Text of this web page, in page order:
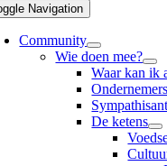
Navigation
Community
Wie doen mee?
Waar kan ik
Ondernemers
De ketens